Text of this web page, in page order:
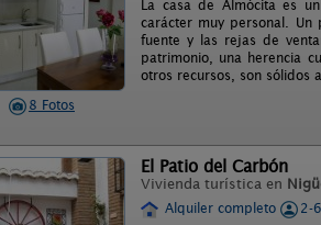
8 Fotos
La casa de Almócita es
carácter muy personal.
fuente y las rejas de
patrimonio, una herencia
otros recursos, son sólidos
El Patio del Carbón
Vivienda turística en
Alquiler completo
2-